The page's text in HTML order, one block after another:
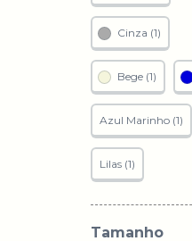
Cinza (1)
Bege (1)
Azul Marinho (1)
Lilas (1)
Tamanho